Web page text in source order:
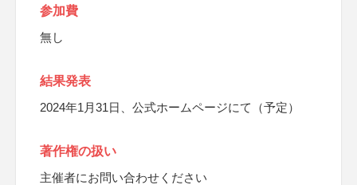
参加費
無し
結果発表
2024年1月31日、公式ホームページにて（予定）
著作権の扱い
主催者にお問い合わせください